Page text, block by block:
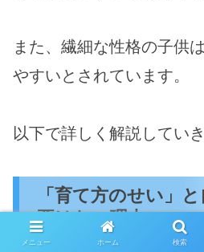
また、繊細な性格の子供
やすいとされています。
以下で詳しく解説していき
「育て方のせい」
要はない理由
メニュー ホーム 検索